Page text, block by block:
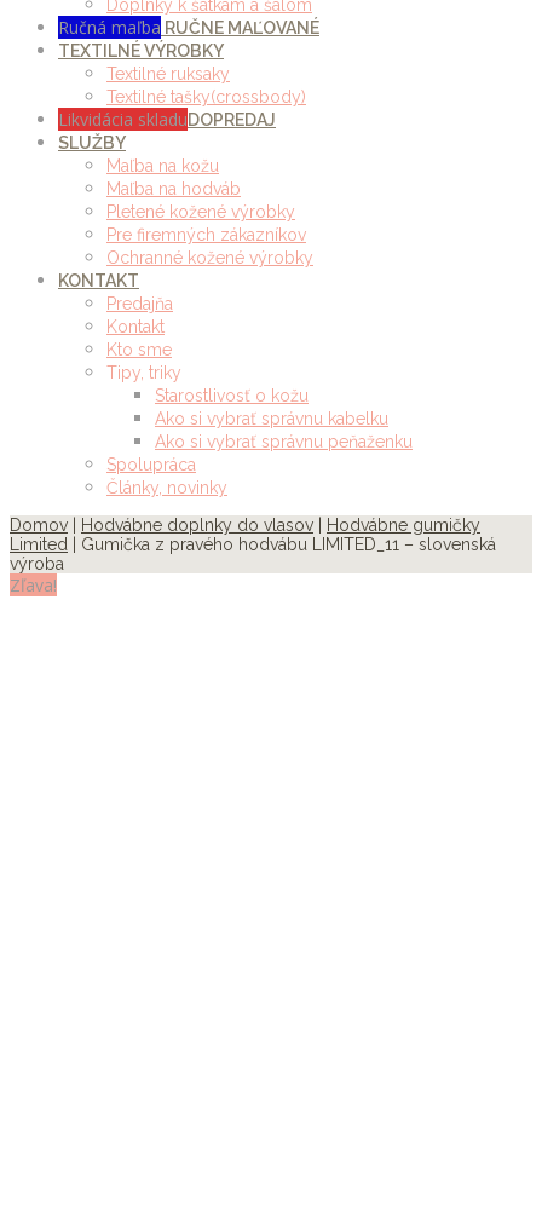
Doplnky k šatkám a šálom
Ručná maľba RUČNE MAĽOVANÉ
TEXTILNÉ VÝROBKY
Textilné ruksaky
Textilné tašky(crossbody)
Likvidácia skladuDOPREDAJ
SLUŽBY
Maľba na kožu
Maľba na hodváb
Pletené kožené výrobky
Pre firemných zákazníkov
Ochranné kožené výrobky
KONTAKT
Predajňa
Kontakt
Kto sme
Tipy, triky
Starostlivosť o kožu
Ako si vybrať správnu kabelku
Ako si vybrať správnu peňaženku
Spolupráca
Články, novinky
Domov
Hodvábne doplnky do vlasov
Hodvábne gumičky
Limited
| Gumička z pravého hodvábu LIMITED_11 – slovenská
výroba
Zľava!